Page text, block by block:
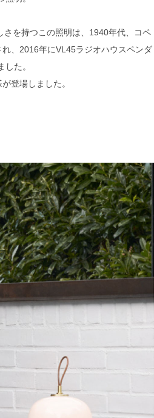
を持つこの照明は、1940年代、コペ
、2016年にVL45ラジオハウスペンダ
た。
登場しました。